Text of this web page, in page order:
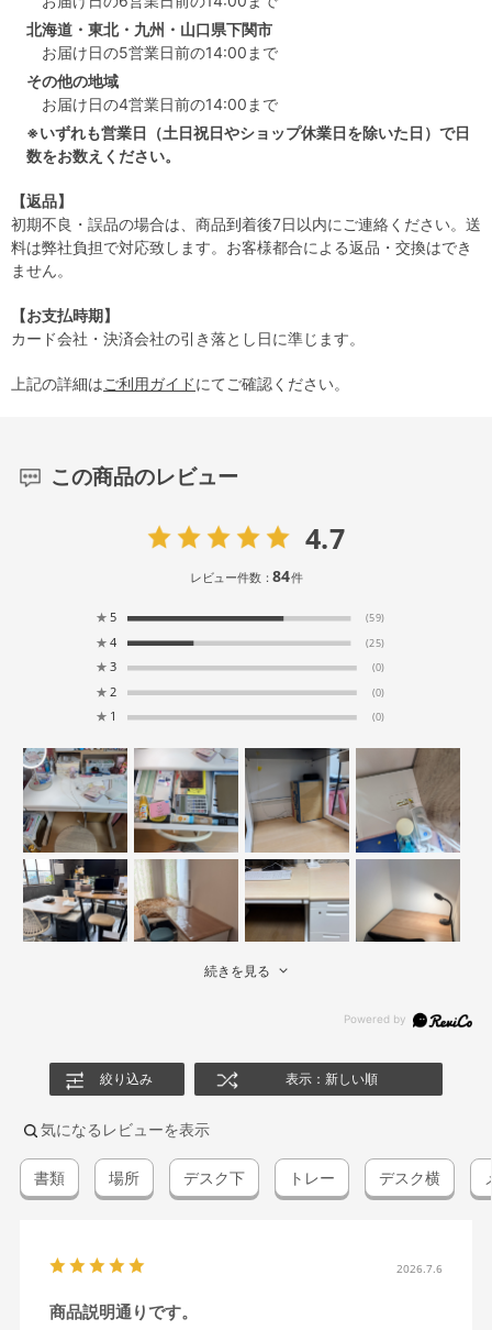
北海道・東北・九州・山口県下関市
お届け日の5営業日前の14:00まで
その他の地域
お届け日の4営業日前の14:00まで
※いずれも営業日（土日祝日やショップ休業日を除いた日）で日
数をお数えください。
【返品】
初期不良・誤品の場合は、商品到着後7日以内にご連絡ください。送
料は弊社負担で対応致します。お客様都合による返品・交換はでき
ません。
【お支払時期】
カード会社・決済会社の引き落とし日に準じます。
上記の詳細はご利用ガイドにてご確認ください。
この商品のレビュー
4.7
レビュー件数：84件
★ 5 (59)
★ 4 (25)
★ 3 (0)
★ 2 (0)
★ 1 (0)
続きを見る
絞り込み 表示：新しい順
気になるレビューを表示
書類 場所 デスク下 トレー デスク横
2026.7.6
商品説明通りです。